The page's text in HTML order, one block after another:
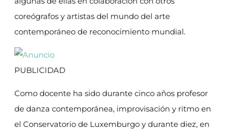
coreógrafos y artistas del mundo del arte
contemporáneo de reconocimiento mundial.
PUBLICIDAD
Como docente ha sido durante cinco años profesor
de danza contemporánea, improvisación y ritmo en
el Conservatorio de Luxemburgo y durante diez, en